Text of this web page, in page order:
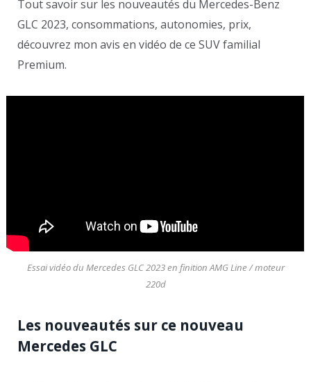
Tout savoir sur les nouveautés du Mercedes-Benz
GLC 2023, consommations, autonomies, prix,
découvrez mon avis en vidéo de ce SUV familial
Premium.
Essai vidéo du Mercedes GLC 2023 en finition AMG Line / moteur
220d
Les nouveautés sur ce nouveau
Mercedes GLC